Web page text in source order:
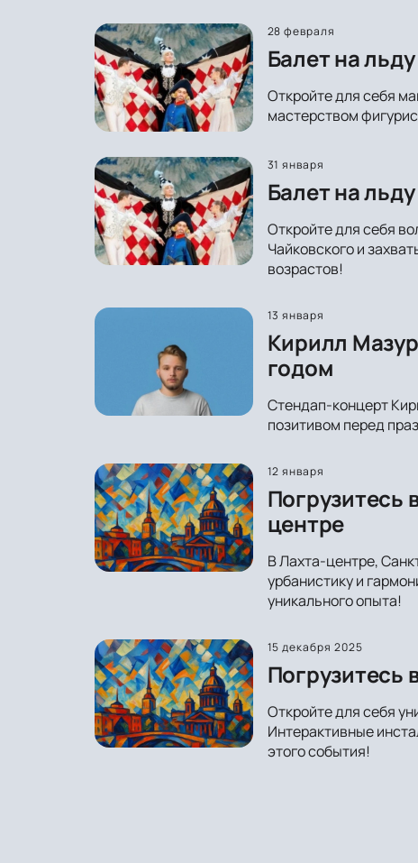
28 февраля
Балет на
Откройте для себя
мастерством
31 января
Балет на
Откройте для себя
Чайковского и
возрастов!
13 января
Кирилл
годом
Стендап-концерт
позитивом перед
12 января
Погрузитесь
центре
В Лахта-центре,
урбанистику и
уникального опыта!
15 декабря 2025
Погрузитесь
Откройте для себя
Интерактивные
этого события!